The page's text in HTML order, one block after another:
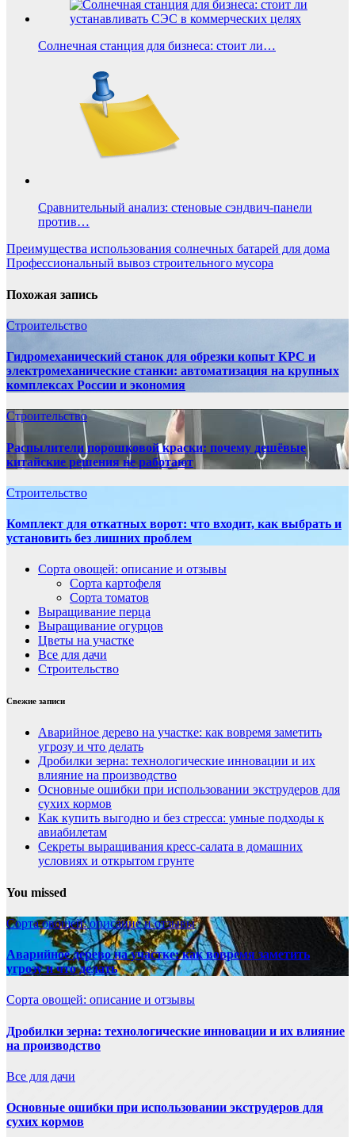
Солнечная станция для бизнеса: стоит ли…
Сравнительный анализ: стеновые сэндвич-панели
против…
Навигация
по
записям
Преимущества использования солнечных батарей для дома
Профессиональный вывоз строительного мусора
Похожая запись
Строительство
Гидромеханический станок для обрезки копыт КРС и
электромеханические станки: автоматизация на крупных
комплексах России и экономия
Строительство
Распылители порошковой краски: почему дешёвые
китайские решения не работают
Строительство
Комплект для откатных ворот: что входит, как выбрать и
установить без лишних проблем
Сорта овощей: описание и отзывы
Сорта картофеля
Сорта томатов
Выращивание перца
Выращивание огурцов
Цветы на участке
Все для дачи
Строительство
Свежие записи
Аварийное дерево на участке: как вовремя заметить
угрозу и что делать
Дробилки зерна: технологические инновации и их
влияние на производство
Основные ошибки при использовании экструдеров для
сухих кормов
Как купить выгодно и без стресса: умные подходы к
авиабилетам
Секреты выращивания кресс-салата в домашних
условиях и открытом грунте
You missed
Сорта овощей: описание и отзывы
Аварийное дерево на участке: как вовремя заметить
угрозу и что делать
Сорта овощей: описание и отзывы
Дробилки зерна: технологические инновации и их влияние
на производство
Все для дачи
Основные ошибки при использовании экструдеров для
сухих кормов